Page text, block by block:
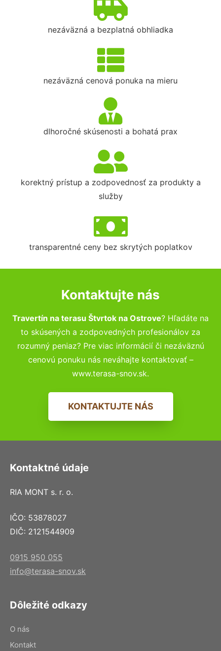
nezáväzná a bezplatná obhliadka
nezáväzná cenová ponuka na mieru
dlhoročné skúsenosti a bohatá prax
korektný prístup a zodpovednosť za produkty a
služby
transparentné ceny bez skrytých poplatkov
Kontaktujte nás
Travertín na terasu Štvrtok na Ostrove? Hľadáte na
to skúsených a zodpovedných profesionálov za
rozumný peniaz? Pre viac informácií či nezáväznú
cenovú ponuku nás neváhajte kontaktovať –
www.terasa-snov.sk.
KONTAKTUJTE NÁS
Kontaktné údaje
RIA MONT s. r. o.
IČO: 53878027
DIČ: 2121544909
0915 950 055
info@terasa-snov.sk
Dôležité odkazy
O nás
Kontakt